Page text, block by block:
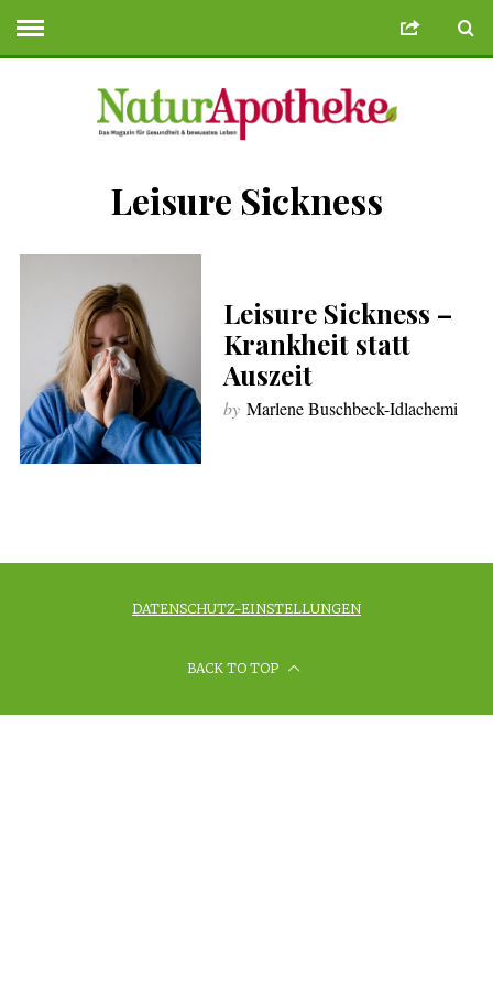
Bonusu Veren SitelerDeneme Bonusu Veren Siteler
Leisure Sickness
Leisure Sickness –
Krankheit statt
Auszeit
by Marlene Buschbeck-Idlachemi
DATENSCHUTZ-EINSTELLUNGEN
BACK TO TOP